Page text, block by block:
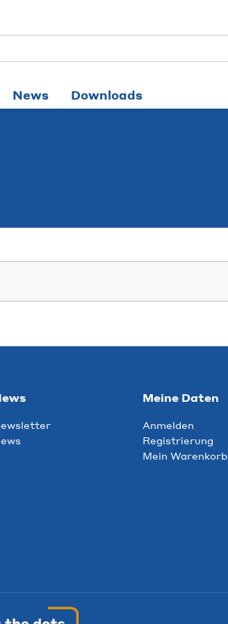
News Downloads
Meine Daten
Anmelden
Registrierung
Mein Warenkorb